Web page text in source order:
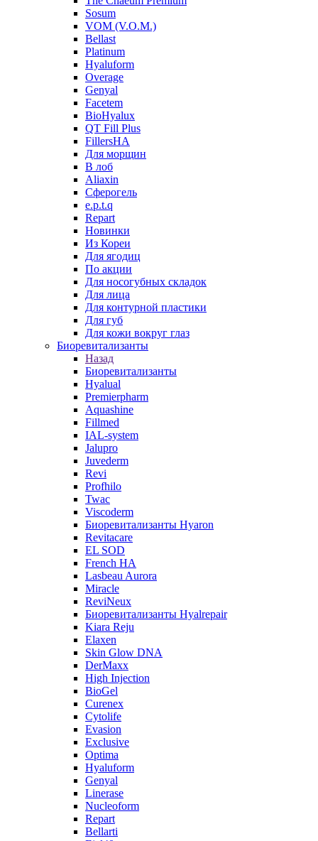
Sosum
VOM (V.O.M.)
Bellast
Platinum
Hyaluform
Overage
Genyal
Facetem
BioHyalux
QT Fill Plus
FillersHA
Для морщин
В лоб
Aliaxin
Сферогель
e.p.t.q
Repart
Новинки
Из Кореи
Для ягодиц
По акции
Для носогубных складок
Для лица
Для контурной пластики
Для губ
Для кожи вокруг глаз
Биоревитализанты
Назад
Биоревитализанты
Hyalual
Premierpharm
Aquashine
Fillmed
IAL-system
Jalupro
Juvederm
Revi
Profhilo
Twac
Viscoderm
Биоревитализанты Hyaron
Revitacare
EL SOD
French HA
Lasbeau Aurora
Miracle
ReviNeux
Биоревитализанты Hyalrepair
Kiara Reju
Elaxen
Skin Glow DNA
DerMaxx
High Injection
BioGel
Curenex
Cytolife
Evasion
Exclusive
Optima
Hyaluform
Genyal
Linerase
Nucleoform
Repart
Bellarti